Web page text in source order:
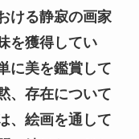
ける静寂の画家
を獲得してい
に美を鑑賞して
、存在について
、絵画を通して